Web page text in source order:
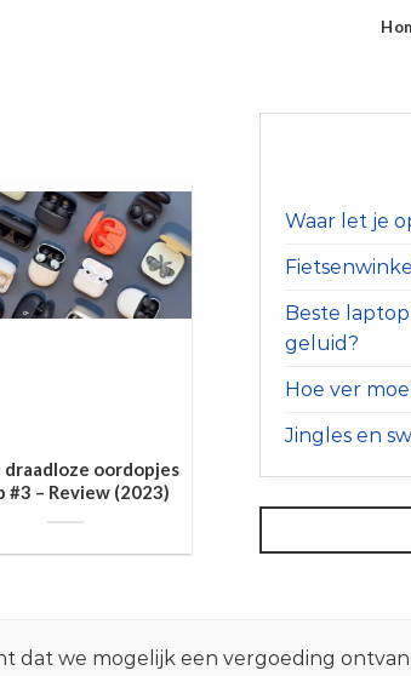
draadloze oordopjes
#3 – Review (2023)
Waar let je
Beste
geluid?
Hoe ver
Jingles en
we mogelijk een vergoeding